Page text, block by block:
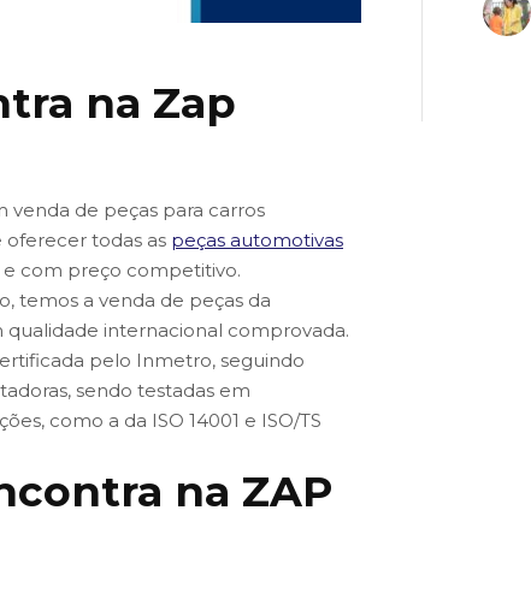
na Zap
venda de peças para carros
oferecer todas as peças automotivas
e com preço competitivo.
temos a venda de peças da
internacional comprovada.
pelo Inmetro, seguindo
sendo testadas em
como a da ISO 14001 e ISO/TS
na ZAP